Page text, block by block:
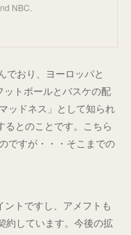
NBC.
でおり、ヨーロッパと
トボールとバスケの配
ッドネス」として知られ
るとのことです。こちら
ですが・・・そこまでの
トですし、アメフトも
約しています。今後の拡